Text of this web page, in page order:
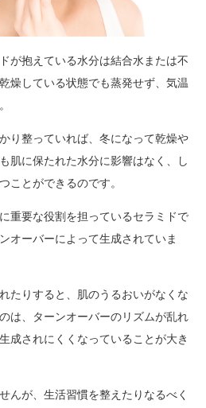
が抱えている水分は結合水または不
燥している状態でも蒸発せず、気温
り整っていれば、冬になって乾燥や
肌に保たれた水分に影響はなく、し
ことができるのです。
重要な役割を担っているセラミドで
オーバーによって生成されていま
たりすると、肌のうるおいがなくな
は、ターンオーバーのリズムが乱れ
成されにくくなっていることが大き
んが、生活習慣を整えたりなるべく